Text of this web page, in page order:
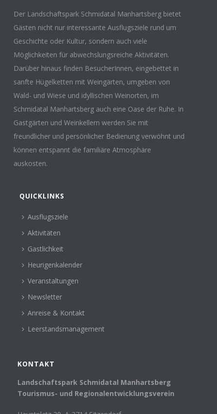
Ihre Beraterin in Maissau ist Frau Jeanette Hammer,
0676-5254 805
j.hammer@bildungsberatung-
noe.at– rufen Sie einfach an und vereinbaren Sie
einen persönlichen Beratungstermin!
Die Bildungsberatung NÖ ist ein gefördertes Projekt
vom europäischen Sozialfonds, dem
Bundesministerium für Bildung, Wissenschaft und
Forschung und dem Land NÖ.
Organisation: BhW Maissau in Kooperation mit der
Stadtgemeinde Maissau.
Der Landschaftspark Schmidatal Manhartsberg bietet
Gästen nicht nur interessante Ausflugsziele rund um
Geschichte oder Kultur, sondern auch viele
Möglichkeiten für abwechslungsreiche Aktivitäten.
Darüber hinaus finden BesucherInnen, eingebettet in
sanfte Hügelketten mit Weingärten, umgeben von
Wald- und Wiese und idyllischen Weinorten, im
Schmidatal Manhartsberg auch eine Oase der Ruhe. In
Gastgärten und Weinkellern werden Sie mit
freundlicher und persönlicher Bedienung verwöhnt und
können entspannt die familiäre Atmosphäre
auskosten.
QUICKLINKS
Ausflugsziele
Aktivitäten
Gastlichkeit
Heurigenkalender
Veranstaltungen
Newsletter
Anreise & Kontakt
Leerstandsmanagement
KONTAKT
Landschaftspark Schmidatal Manhartsberg
Tourismus- und Regionalentwicklungsverein